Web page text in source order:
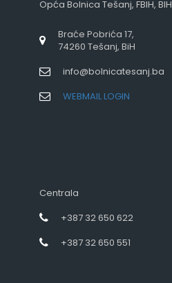
Opća Bolnica Tešanj, FBIH, BIH
Braće Pobrića 17,
74260 Tešanj, BiH
info@bolnicatesanj.ba
WEBMAIL LOGIN
Centrala
+387 32 650 622
+387 32 650 551